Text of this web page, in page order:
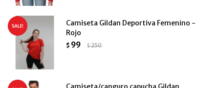
Camiseta Gildan Deportiva Femenino -
Rojo
$ 99 $250